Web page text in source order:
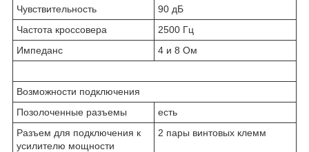
Чувствительность
90 дБ
Частота кроссовера
2500 Гц
Импеданс
4 и 8 Ом
Возможности подключения
Позолоченные разъемы
есть
Разъем для подключения к
усилителю мощности
2 пары винтовых клемм